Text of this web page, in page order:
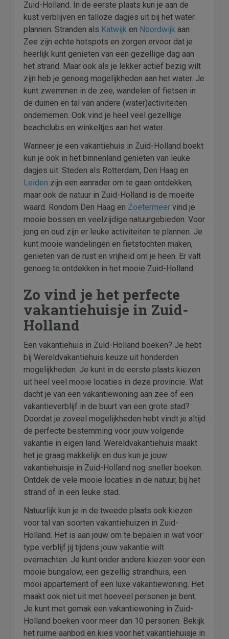
Zuid-Holland. In de eerste plaats kun je aan de
kust verblijven en talloze dagjes uit bij het water
plannen. Stranden als Katwijk en Noordwijk aan
Zee zijn echte hotspots en zorgen ervoor dat je
heerlijk kunt genieten van een gezellige dag aan
het strand. Maar ook als je lekker actief bezig wilt
zijn heb je genoeg mogelijkheden aan het water. Je
kunt zwemmen in de zee, wandelen of fietsen in
de duinen en tal van andere (water)activiteiten
ondernemen. Ook vind je heel veel gezellige
beachclubs en winkeltjes aan het water.
Wanneer je een vakantiehuis in Zuid-Holland boekt
kun je ook in het binnenland genieten van leuke
dagjes uit. Steden als Rotterdam, Den Haag en
Leiden zijn een aanrader om te gaan ontdekken,
maar ook de natuur in Zuid-Holland is de moeite
waard. Rondom Den Haag en Zoetermeer vind je
mooie bossen en veelzijdige natuurgebieden. Voor
jong en oud zijn er leuke activiteiten te plannen. Je
kunt mooie wandelingen en fietstochten maken,
genieten van de rust en vrijheid om je heen. Er valt
genoeg te ontdekken in het mooie Zuid-Holland.
Zo vind je het perfecte
vakantiehuisje in Zuid-
Holland
Een vakantiehuis in Zuid-Holland boeken? Je hebt
bij Wereldvakantiehuis keuze uit honderden
mogelijkheden. Je kunt in de eerste plaats kiezen
uit heel veel mooie locaties in deze provincie. Wat
dacht je van een vakantiewoning aan zee of een
vakantieverblijf in de buurt van een grote stad?
Doordat je zoveel mogelijkheden hebt vindt je altijd
de perfecte bestemming voor jouw volgende
vakantie in eigen land. Wereldvakantiehuis maakt
het je graag makkelijk en dus kun je jouw
vakantiehuisje in Zuid-Holland nog sneller boeken.
Ontdek de vele mooie locaties in de natuur, bij het
strand of in een leuke stad.
Natuurlijk kun je in de tweede plaats ook kiezen
voor tal van soorten vakantiehuizen in Zuid-
Holland. Het is aan jouw om te bepalen in wat voor
type verblijf jij tijdens jouw vakantie wilt
overnachten. Je kunt onder andere kiezen voor een
mooie bungalow, een gezellig strandhuis, een
mooi appartement of een luxe vakantiewoning. Het
maakt ook niet uit met hoeveel personen je bent.
Je kunt met gemak een vakantiewoning in Zuid-
Holland boeken voor meer dan 10 personen. Bekijk
het ruime aanbod en kies voor het vakantiehuisje in